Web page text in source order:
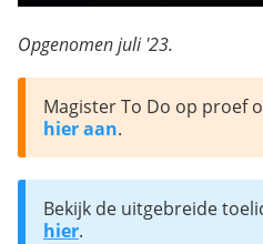
Opgenomen juli '23.
Magister To Do op proef
hier aan.
hier.